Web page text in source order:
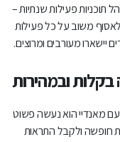
תוכניות פעילות שנתיות –
לאסוף משוב על כל פעילות
מעורבים ומרוצים.
ובמהירות
עם מאנדיי הוא נעשה פשוט
חופשה ולקבל התראות